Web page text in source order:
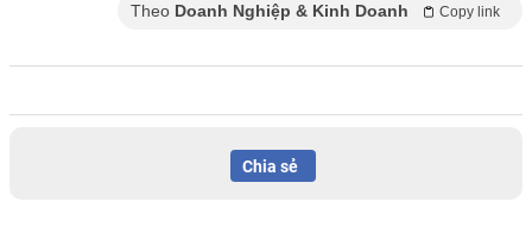
Theo Doanh Nghiệp & Kinh Doanh Copy link
Chia sẻ